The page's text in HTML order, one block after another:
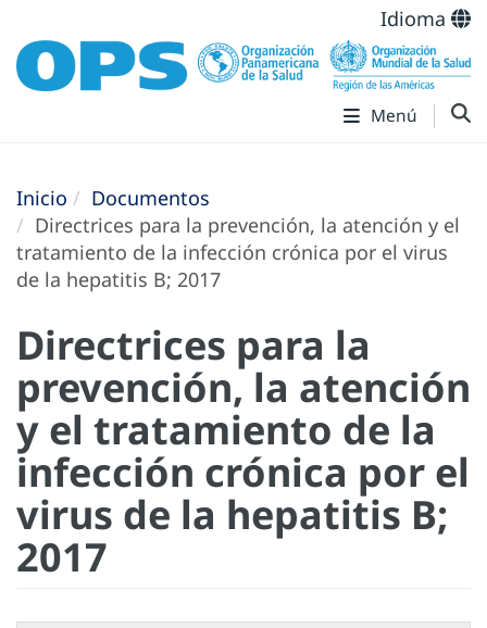
Idioma
Menú
Inicio
Documentos
Directrices para la prevención, la atención y el
tratamiento de la infección crónica por el virus
de la hepatitis B; 2017
Directrices para la
prevención, la atención
y el tratamiento de la
infección crónica por el
virus de la hepatitis B;
2017